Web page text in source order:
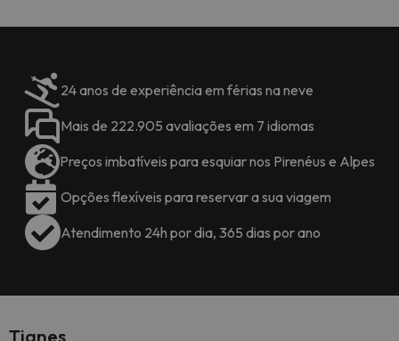
24 anos de experiência em férias na neve
Mais de 222.905 avaliações em 7 idiomas
Preços imbatíveis para esquiar nos Pirenéus e Alpes
Opções flexíveis para reservar a sua viagem
Atendimento 24h por dia, 365 dias por ano
Tignes